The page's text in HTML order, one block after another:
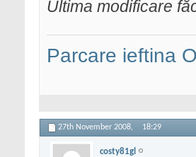
Ultima modificare
Parcare ieftina
27th November 2008, 18:29
costy81gl